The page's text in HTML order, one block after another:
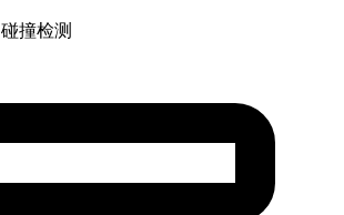
碰撞检测